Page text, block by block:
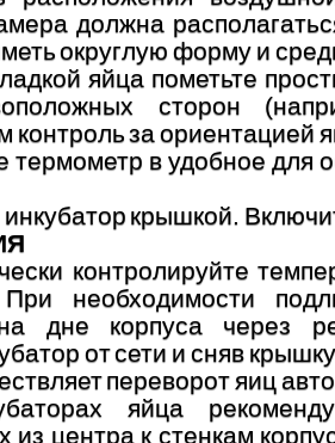
должна
округлую форму и
яйца пометьте
сторон
контроль за ориентацией
термометр в удобное для
крышкой.
контролируйте
При необходимости
дне корпуса через
от сети и сняв
переворот яиц
яйца
из центра к стенкам